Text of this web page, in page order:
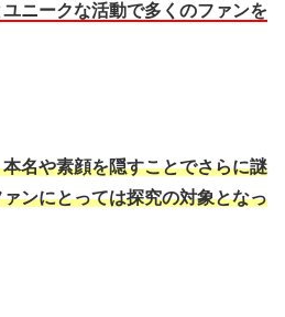
ニークな活動で多くのファンを
名や素顔を隠すことでさらに謎
ンにとっては探究の対象となっ